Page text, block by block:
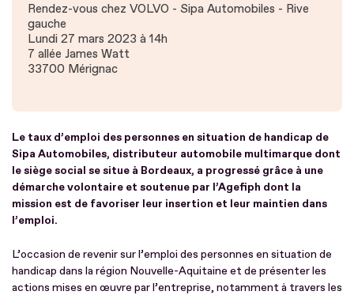
Rendez-vous chez VOLVO - Sipa Automobiles - Rive
gauche
Lundi 27 mars 2023 à 14h
7 allée James Watt
33700 Mérignac
Le taux d’emploi des personnes en situation de handicap de
Sipa Automobiles, distributeur automobile multimarque dont
le siège social se situe à Bordeaux, a progressé grâce à une
démarche volontaire et soutenue par l’Agefiph dont la
mission est de favoriser leur insertion et leur maintien dans
l’emploi.
L’occasion de revenir sur l’emploi des personnes en situation de
handicap dans la région Nouvelle-Aquitaine et de présenter les
actions mises en œuvre par l’entreprise, notamment à travers les